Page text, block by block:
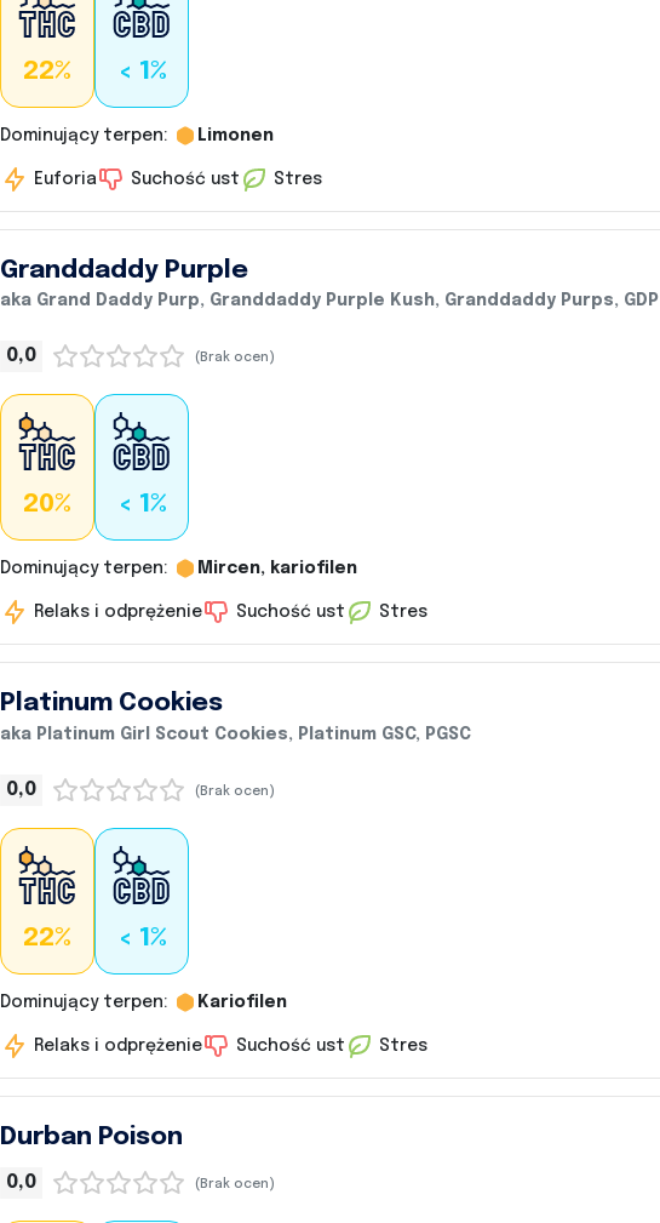
22% < 1%
Dominujący terpen: Limonen
Euforia Suchość ust Stres
Granddaddy Purple
aka Grand Daddy Purp, Granddaddy Purple Kush, Granddaddy Purps, GDP
0,0 (Brak ocen)
20% < 1%
Dominujący terpen: Mircen, kariofilen
Relaks i odprężenie Suchość ust Stres
Platinum Cookies
aka Platinum Girl Scout Cookies, Platinum GSC, PGSC
0,0 (Brak ocen)
22% < 1%
Dominujący terpen: Kariofilen
Relaks i odprężenie Suchość ust Stres
Durban Poison
0,0 (Brak ocen)